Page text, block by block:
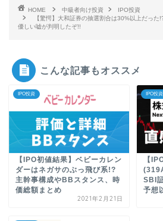
HOME 中級者向け投資
IPO投資
【驚愕】大和証券の抽選割合は30%以上だっ
優しい嘘が判明したぞ!!
こんな記事もオススメ
IPO投資
【IPO初値結果】ベビーカレン
ダーはネガサのぶっ飛び系!?
主幹事構成やBBスタンス、時
価総額まとめ
2021年2月21日
IPO投資
【
SBI
予想